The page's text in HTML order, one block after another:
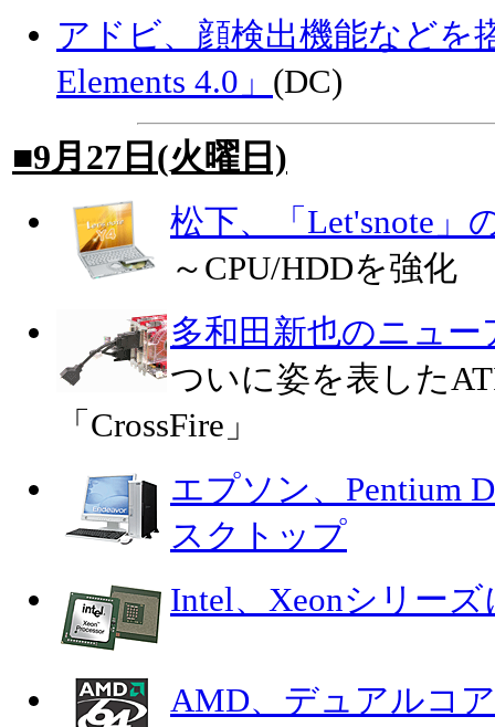
アドビ、顔検出機能などを
Elements 4.0」 (DC)
■9月27日(火曜日)
松下、「Let'snote」
～CPU/HDDを強化
多和田新也のニュ
ついに姿を表した
「CrossFire」
エプソン、Pentium
スクトップ
Intel、Xeonシリー
AMD、デュアルコ